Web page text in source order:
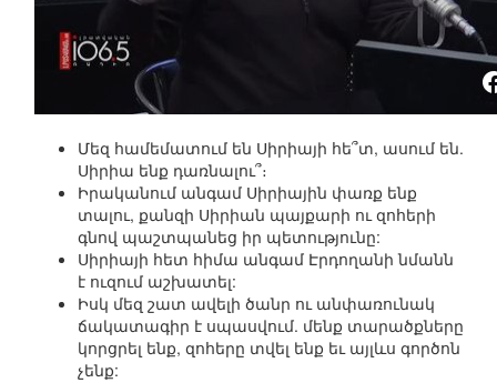
Մեզ համեմատում են Սիրիայի հե՞տ, ասում են.
Սիրիա ենք դառնալու՞։
Իրականում անգամ Սիրիային փառք ենք
տալու, քանզի Սիրիան պայքարի ու զոհերի
գնով պաշտպանեց իր պետությունը:
Սիրիայի հետ հիմա անգամ Էրդողանի նմանն
է ուզում աշխատել:
Իսկ մեզ շատ ավելի ծանր ու անփառունակ
ճակատագիր է սպասվում. մենք տարածքները
կորցրել ենք, զոհերը տվել ենք եւ այլևս գործոն
չենք: